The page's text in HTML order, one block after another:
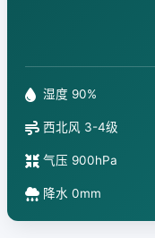
湿度 90%
西北风 3-4级
气压 900hPa
降水 0mm